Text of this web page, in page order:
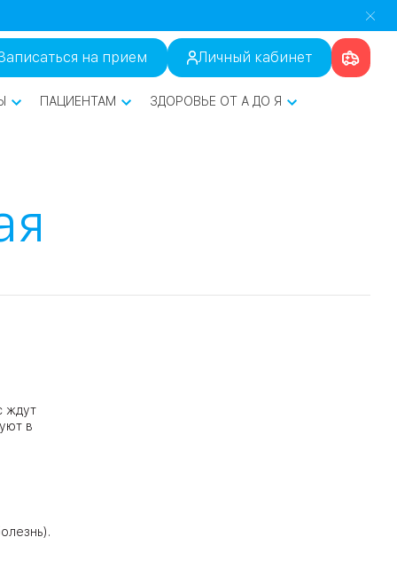
на прием Личный кабинет
ПАЦИЕНТАМ ЗДОРОВЬЕ ОТ А ДО Я
ждут
в